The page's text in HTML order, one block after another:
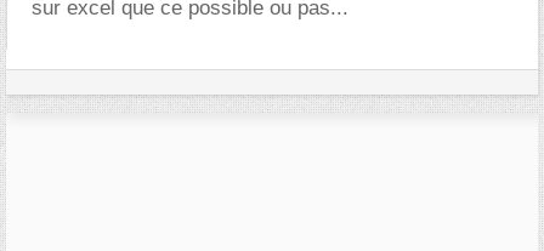
sur excel que ce possible ou pas...